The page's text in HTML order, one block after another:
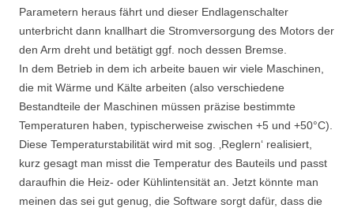
Parametern heraus fährt und dieser Endlagenschalter
unterbricht dann knallhart die Stromversorgung des Motors der
den Arm dreht und betätigt ggf. noch dessen Bremse.
In dem Betrieb in dem ich arbeite bauen wir viele Maschinen,
die mit Wärme und Kälte arbeiten (also verschiedene
Bestandteile der Maschinen müssen präzise bestimmte
Temperaturen haben, typischerweise zwischen +5 und +50°C).
Diese Temperaturstabilität wird mit sog. ‚Reglern‘ realisiert,
kurz gesagt man misst die Temperatur des Bauteils und passt
daraufhin die Heiz- oder Kühlintensität an. Jetzt könnte man
meinen das sei gut genug, die Software sorgt dafür, dass die